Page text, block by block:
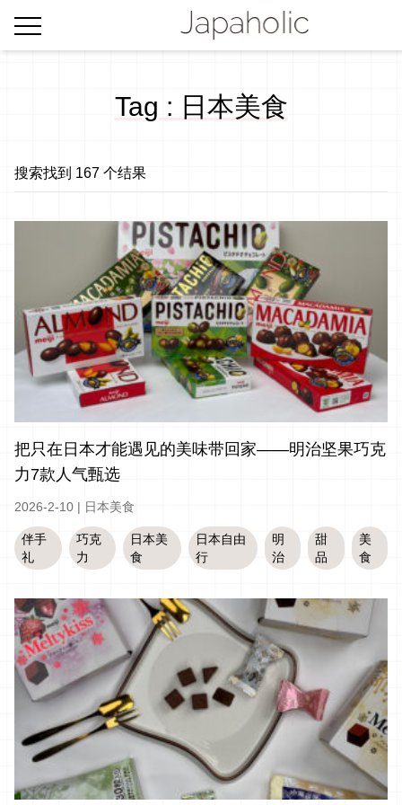
Tag : 日本美食
搜索找到 167 个结果
把只在日本才能遇见的美味带回家——明治坚果巧克
力7款人气甄选
2026-2-10 | 日本美食
伴手
礼
巧克
力
日本美
食
日本自由
行
明
治
甜
品
美
食